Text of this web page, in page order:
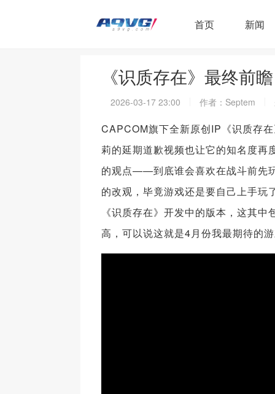
首页 新闻
《识质存在》最终前
2026-03-17 23:00 作者：Septem
CAPCOM旗下全新原创IP《识质存
莉的延期道歉视频也让它的知名度再
的观点——到底谁会喜欢在战斗前先
的改观，毕竟游戏还是要自己上手
《识质存在》开发中的版本，这其
高，可以说这就是4月份我最期待的